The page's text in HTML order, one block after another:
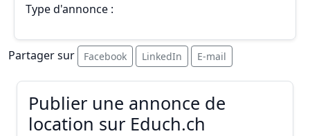
Type d'annonce :
Partager sur Facebook LinkedIn E-mail
Publier une annonce de
location sur Educh.ch